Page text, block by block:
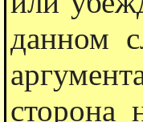
данном
сторона